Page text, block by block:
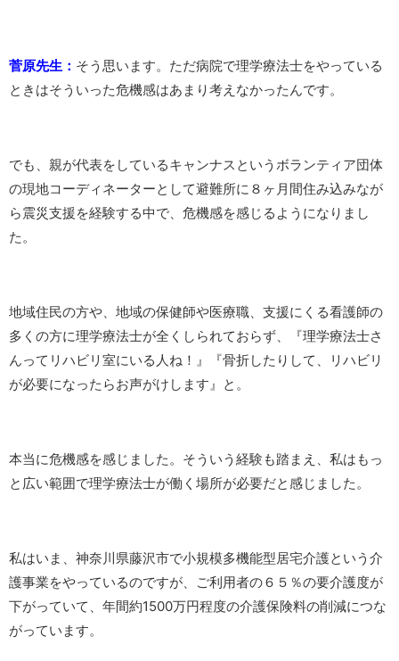
菅原先生： そう思います。ただ病院で理学療法士をやっている
ときはそういった危機感はあまり考えなかったんです。
でも、親が代表をしているキャンナスというボランティア団体
の現地コーディネーターとして避難所に８ヶ月間住み込みなが
ら震災支援を経験する中で、危機感を感じるようになりまし
た。
地域住民の方や、地域の保健師や医療職、支援にくる看護師の
多くの方に理学療法士が全くしられておらず、『理学療法士さ
んってリハビリ室にいる人ね！』『骨折したりして、リハビリ
が必要になったらお声がけします』と。
本当に危機感を感じました。そういう経験も踏まえ、私はもっ
と広い範囲で理学療法士が働く場所が必要だと感じました。
私はいま、神奈川県藤沢市で小規模多機能型居宅介護という介
護事業をやっているのですが、ご利用者の６５％の要介護度が
下がっていて、年間約1500万円程度の介護保険料の削減につな
がっています。